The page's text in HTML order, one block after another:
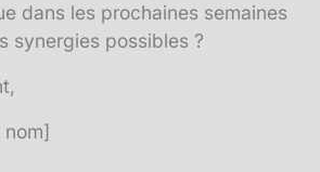
dans les prochaines semaines
synergies possibles ?
nom]